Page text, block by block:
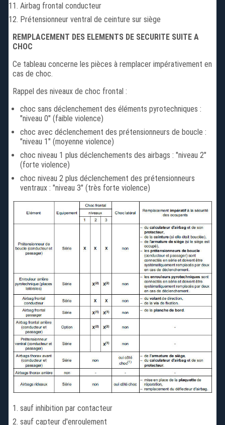
Airbag frontal conducteur
Prétensionneur ventral de ceinture sur siège
REMPLACEMENT DES ELEMENTS DE SECURITE SUITE A
CHOC
Ce tableau concerne les pièces à remplacer impérativement en
cas de choc.
Rappel des niveaux de choc frontal :
choc sans déclenchement des éléments pyrotechniques :
"niveau 0" (faible violence)
choc avec déclenchement des prétensionneurs de boucle :
"niveau 1" (moyenne violence)
choc niveau 1 plus déclenchements des airbags : "niveau 2"
(forte violence)
choc niveau 2 plus déclenchement des prétensionneurs
ventraux : "niveau 3" (très forte violence)
sauf inhibition par contacteur
sauf capteur d'enroulement